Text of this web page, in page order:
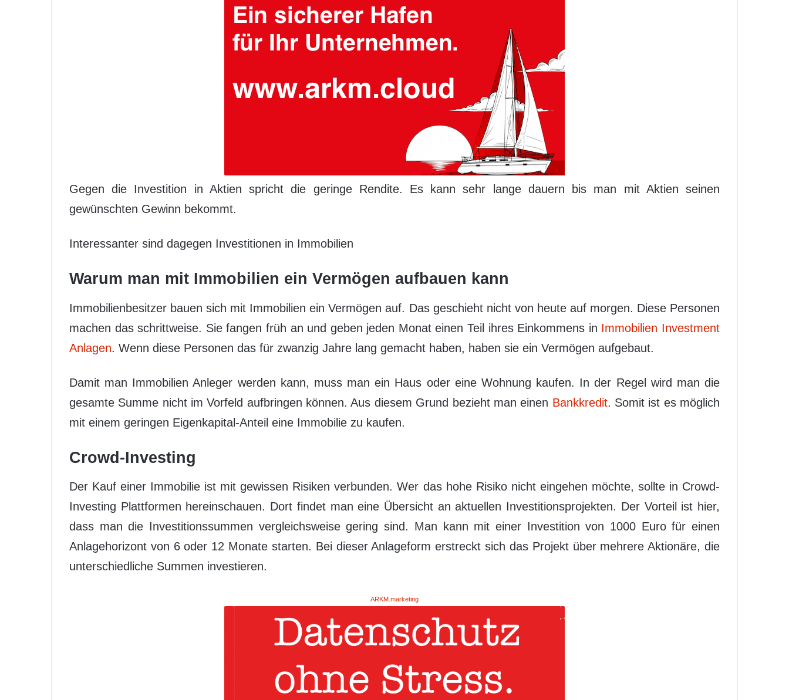
Gegen die Investition in Aktien spricht die geringe Rendite. Es kann sehr lange dauern bis man mit Aktien seinen
gewünschten Gewinn bekommt.
Interessanter sind dagegen Investitionen in Immobilien
Warum man mit Immobilien ein Vermögen aufbauen kann
Immobilienbesitzer bauen sich mit Immobilien ein Vermögen auf. Das geschieht nicht von heute auf morgen. Diese Personen
machen das schrittweise. Sie fangen früh an und geben jeden Monat einen Teil ihres Einkommens in Immobilien Investment
Anlagen. Wenn diese Personen das für zwanzig Jahre lang gemacht haben, haben sie ein Vermögen aufgebaut.
Damit man Immobilien Anleger werden kann, muss man ein Haus oder eine Wohnung kaufen. In der Regel wird man die
gesamte Summe nicht im Vorfeld aufbringen können. Aus diesem Grund bezieht man einen Bankkredit. Somit ist es möglich
mit einem geringen Eigenkapital-Anteil eine Immobilie zu kaufen.
Crowd-Investing
Der Kauf einer Immobilie ist mit gewissen Risiken verbunden. Wer das hohe Risiko nicht eingehen möchte, sollte in Crowd-
Investing Plattformen hereinschauen. Dort findet man eine Übersicht an aktuellen Investitionsprojekten. Der Vorteil ist hier,
dass man die Investitionssummen vergleichsweise gering sind. Man kann mit einer Investition von 1000 Euro für einen
Anlagehorizont von 6 oder 12 Monate starten. Bei dieser Anlageform erstreckt sich das Projekt über mehrere Aktionäre, die
unterschiedliche Summen investieren.
ARKM.marketing